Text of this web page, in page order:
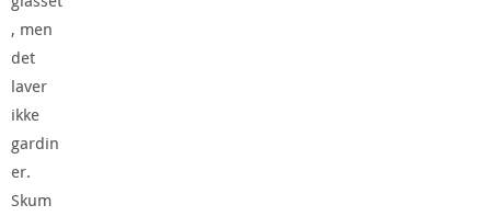
, men
det
laver
ikke
gardin
er.
Skum